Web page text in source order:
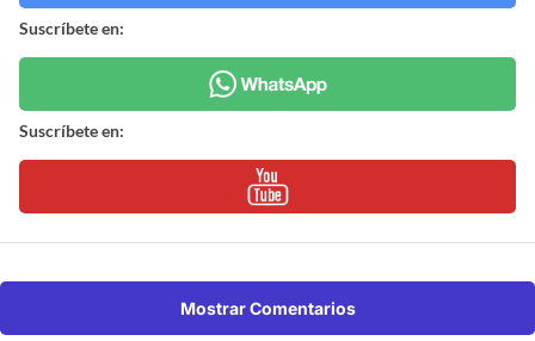
Suscríbete en:
Suscríbete en:
Mostrar Comentarios